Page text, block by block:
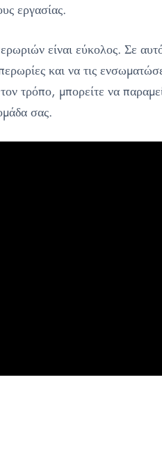
εργασίας.
είναι εύκολος. Σε
και να τις
τρόπο, μπορείτε να
σας.